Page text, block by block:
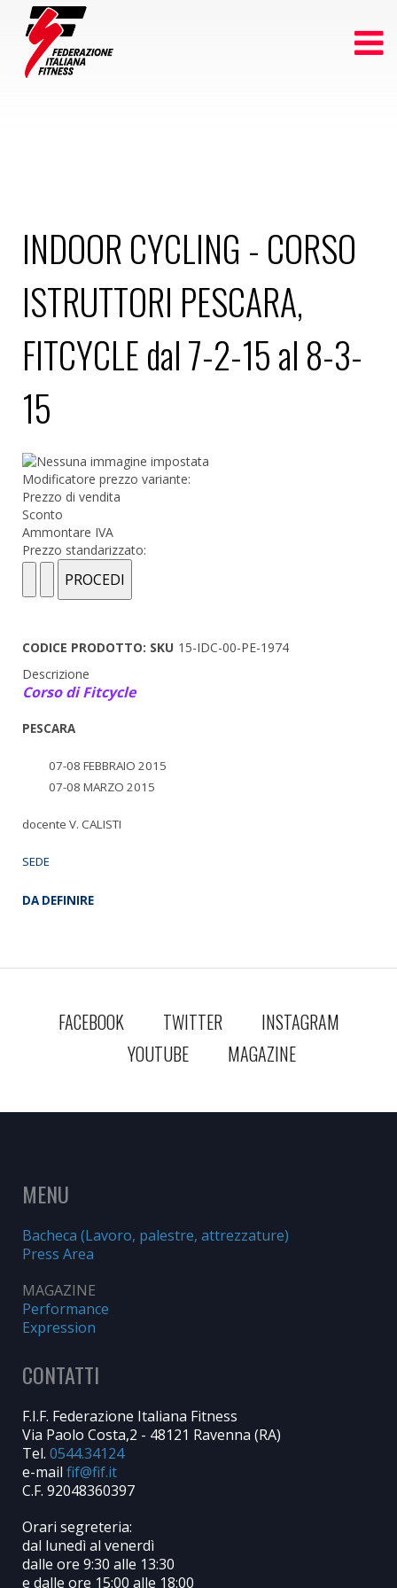
INDOOR CYCLING - CORSO
ISTRUTTORI PESCARA,
FITCYCLE dal 7-2-15 al 8-3-
15
Modificatore prezzo variante:
Prezzo di vendita
Sconto
Ammontare IVA
Prezzo standarizzato:
CODICE PRODOTTO: SKU 15-IDC-00-PE-1974
Descrizione
Corso di Fitcycle
PESCARA
07-08 FEBBRAIO 2015
07-08 MARZO 2015
docente V. CALISTI
SEDE
DA DEFINIRE
FACEBOOK TWITTER
INSTAGRAM
YOUTUBE
MAGAZINE
MENU
Bacheca (Lavoro, palestre, attrezzature)
Press Area
MAGAZINE
Performance
Expression
CONTATTI
F.I.F. Federazione Italiana Fitness
Via Paolo Costa,2 - 48121 Ravenna (RA)
Tel. 0544.34124
e-mail
C.F. 92048360397
Orari segreteria:
dal lunedì al venerdì
dalle ore 9:30 alle 13:30
e dalle ore 15:00 alle 18:00